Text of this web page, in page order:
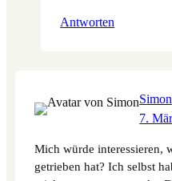
Antworten
Simon
7.
Mich würde interessieren,
getrieben hat? Ich selbst